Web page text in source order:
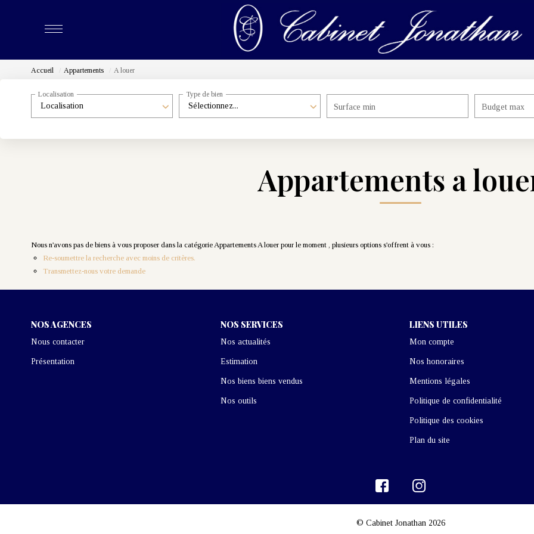
Accueil Appartements A louer
Localisation
Localisation
Sélectionnez...
Type de bien
Surface min Budget max
Appartements a
Nous n'avons pas de biens à vous proposer dans la catégorie Appartements A louer pour le moment , plusieurs options s'offrent à vous :
Re-soumettre la recherche avec moins de critères.
Transmettez-nous votre demande
NOS AGENCES
Nous contacter
Présentation
NOS SERVICES
Nos actualités
Estimation
Nos biens biens vendus
Nos outils
LIENS UTILES
Mon compte
Nos honoraires
Mentions légales
Politique de confidentialité
Politique des cookies
Plan du site
© Cabinet Jonathan 2026